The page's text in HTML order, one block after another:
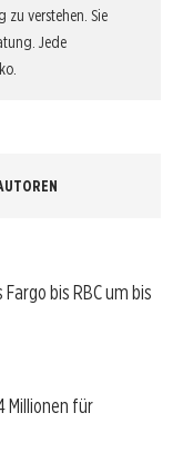
verstehen. Sie
Jede
bis RBC um bis
Millionen für